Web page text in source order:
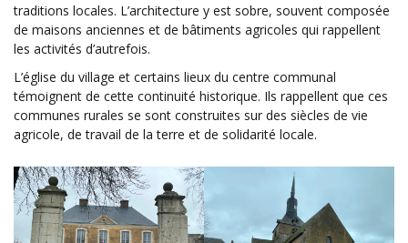
traditions locales. L’architecture y est sobre, souvent composée
de maisons anciennes et de bâtiments agricoles qui rappellent
les activités d’autrefois.
L’église du village et certains lieux du centre communal
témoignent de cette continuité historique. Ils rappellent que ces
communes rurales se sont construites sur des siècles de vie
agricole, de travail de la terre et de solidarité locale.